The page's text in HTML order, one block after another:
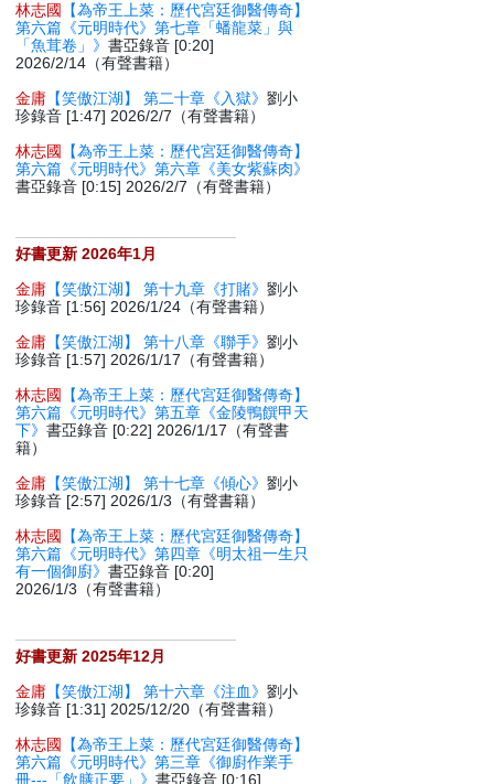
林志國
【為帝王上菜：歷代宮廷御醫傳奇】
第六篇《元明時代》第七章「蟠龍菜」與
「魚茸卷」》書亞錄音 [0:20]
2026/2/14（有聲書籍）
金庸 【笑傲江湖】 第二十章《入獄》劉小
珍錄音 [1:47] 2026/2/7（有聲書籍）
林志國
【為帝王上菜：歷代宮廷御醫傳奇】
第六篇《元明時代》第六章《美女紫蘇肉》
書亞錄音 [0:15] 2026/2/7（有聲書籍）
好書更新 2026年1月
金庸 【笑傲江湖】 第十九章《打賭》劉小
珍錄音 [1:56] 2026/1/24（有聲書籍）
金庸 【笑傲江湖】 第十八章《聯手》劉小
珍錄音 [1:57] 2026/1/17（有聲書籍）
林志國
【為帝王上菜：歷代宮廷御醫傳奇】
第六篇《元明時代》第五章《金陵鴨饌甲天
下》書亞錄音 [0:22] 2026/1/17（有聲書
籍）
金庸 【笑傲江湖】 第十七章《傾心》劉小
珍錄音 [2:57] 2026/1/3（有聲書籍）
林志國
【為帝王上菜：歷代宮廷御醫傳奇】
第六篇《元明時代》第四章《明太祖一生只
有一個御廚》書亞錄音 [0:20]
2026/1/3（有聲書籍）
好書更新 2025年12月
金庸 【笑傲江湖】 第十六章《注血》劉小
珍錄音 [1:31] 2025/12/20（有聲書籍）
林志國
【為帝王上菜：歷代宮廷御醫傳奇】
第六篇《元明時代》第三章《御廚作業手
冊---「飲膳正要」》書亞錄音 [0:16]